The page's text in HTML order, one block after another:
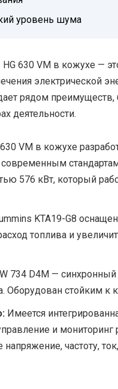
уровень шума
630 VM в кожухе —
электрической
рядом
деятельности.
VM в кожухе
современным
576 кВт, который
KTA19-G8
топлива и
734 D4M —
Оборудован стойким к
Имеется
и
частоту,